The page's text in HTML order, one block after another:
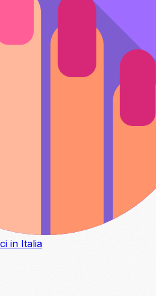
in Italia